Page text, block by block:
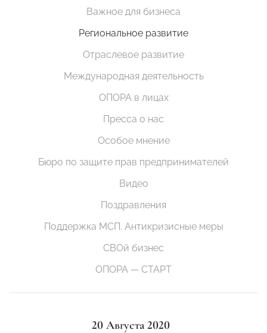
Важное для бизнеса
Региональное развитие
Отраслевое развитие
Международная деятельность
ОПОРА в лицах
Пресса о нас
Особое мнение
Бюро по защите прав предпринимателей
Видео
Поздравления
Поддержка МСП. Антикризисные меры
СВОй бизнес
ОПОРА — СТАРТ
20 Августа 2020